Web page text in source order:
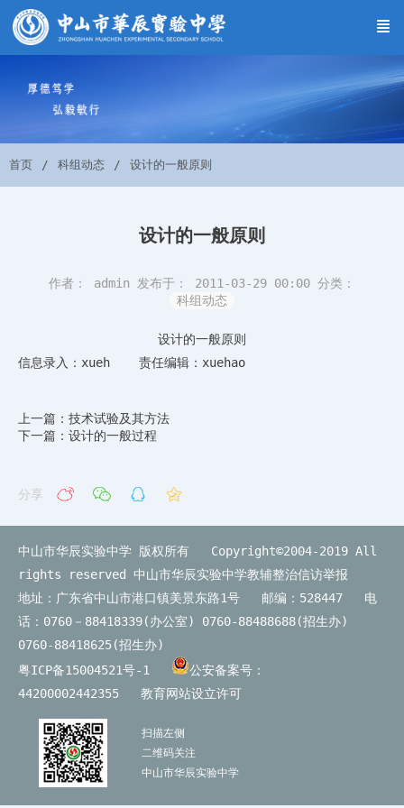
首页 科组动态 设计的一般原则
设计的一般原则
作者： admin 发布于： 2011-03-29 00:00 分类：
科组动态
设计的一般原则
信息录入：xueh 责任编辑：xuehao
上一篇：技术试验及其方法
下一篇：设计的一般过程
分享
中山市华辰实验中学 版权所有 Copyright©2004-2019 All
rights reserved 中山市华辰实验中学教辅整治信访举报
地址：广东省中山市港口镇美景东路1号 邮编：528447 电
话：0760－88418339(办公室) 0760-88488688(招生办)
0760-88418625(招生办)
粤ICP备15004521号-1
公安备案号：
44200002442355
教育网站设立许可
扫描左侧
二维码关注
中山市华辰实验中学